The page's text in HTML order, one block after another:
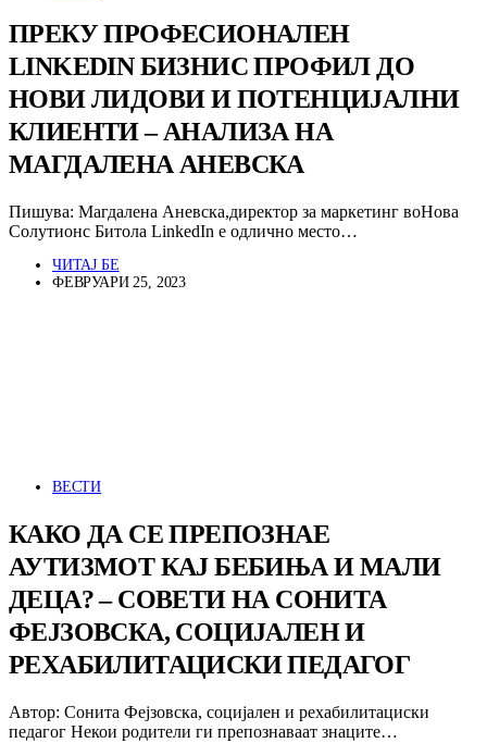
ПРЕКУ ПРОФЕСИОНАЛЕН
LINKEDIN БИЗНИС ПРОФИЛ ДО
НОВИ ЛИДОВИ И ПОТЕНЦИЈАЛНИ
КЛИЕНТИ – АНАЛИЗА НА
МАГДАЛЕНА АНЕВСКА
Пишува: Магдалена Аневска,директор за маркетинг воНова
Солутионс Битола LinkedIn е одлично место…
ЧИТАЈ БЕ
ФЕВРУАРИ 25, 2023
ВЕСТИ
КАКО ДА СЕ ПРЕПОЗНАЕ
АУТИЗМОТ КАЈ БЕБИЊА И МАЛИ
ДЕЦА? – СОВЕТИ НА СОНИТА
ФЕЈЗОВСКА, СОЦИЈАЛЕН И
РЕХАБИЛИТАЦИСКИ ПЕДАГОГ
Автор: Сонита Фејзовска, социјален и рехабилитациски
педагог Некои родители ги препознаваат знаците…